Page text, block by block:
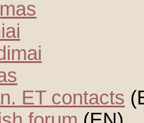
ET contacts